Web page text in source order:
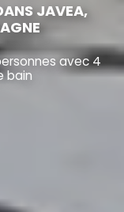
JAVEA,
avec 4
bain